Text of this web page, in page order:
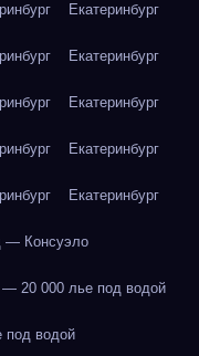
Екатеринбург
Екатеринбург
Екатеринбург
Екатеринбург
Екатеринбург
Консуэло
20 000 лье под водой
водой